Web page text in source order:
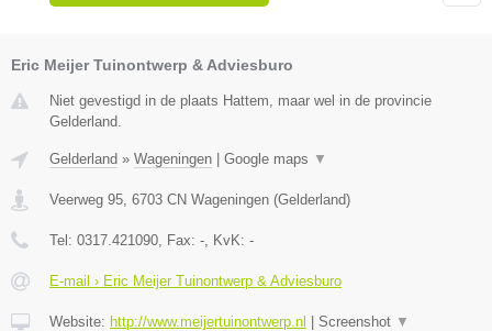
Eric Meijer Tuinontwerp & Adviesburo
Niet gevestigd in de plaats Hattem, maar wel in de provincie
Gelderland.
Gelderland » Wageningen Google maps ▼
Veerweg 95 6703 CN Wageningen (Gelderland)
Tel: 0317.421090 , Fax: - , KvK: -
E-mail › Eric Meijer Tuinontwerp & Adviesburo
Website: http://www.meijertuinontwerp.nl Screenshot ▼